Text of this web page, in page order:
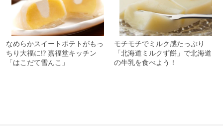
なめらかスイートポテトがもっ
ちり大福に!? 嘉福堂キッチン
「はこだて雪んこ」
モチモチでミルク感たっぷり
「北海道ミルクず餅」で北海道
の牛乳を食べよう！